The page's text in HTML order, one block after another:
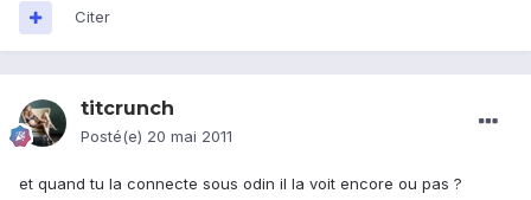
Citer
titcrunch
Posté(e) 20 mai 2011
et quand tu la connecte sous odin il la voit encore ou pas ?